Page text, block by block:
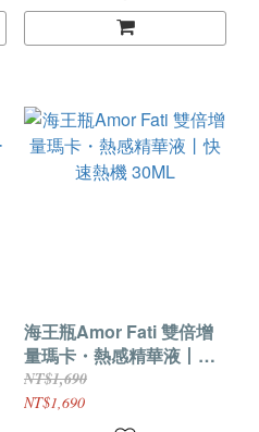
海王瓶Amor Fati 雙倍增
量瑪卡・熱感精華液丨快
速熱機 30ML
NT$1,690
NT$1,690